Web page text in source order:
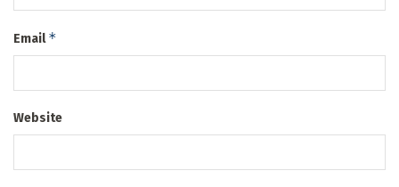
Email*
Website